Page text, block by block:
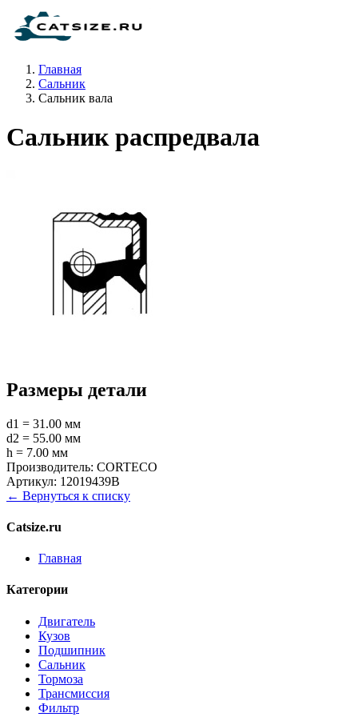
Главная
Сальник
Сальник вала
Сальник распредвала
Размеры детали
d1 = 31.00 мм
d2 = 55.00 мм
h = 7.00 мм
Производитель: CORTECO
Артикул: 12019439B
← Вернуться к списку
Catsize.ru
Главная
Категории
Двигатель
Кузов
Подшипник
Сальник
Тормоза
Трансмиссия
Фильтр